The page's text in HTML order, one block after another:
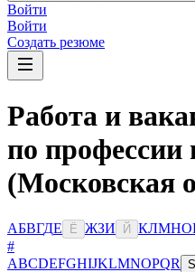
Войти
Войти
Создать резюме
Работа и
по профессии
(Московская
АБВГДЕ Ё ЖЗИ Й КЛМНО
#
ABCDEFGHIJKLMNOPQR S